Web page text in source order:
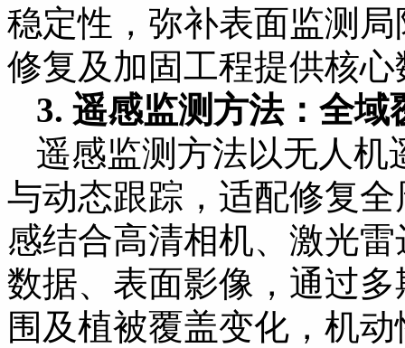
稳定性，弥补表面监测
修复及加固工程提供核
3. 遥感监测方法：全
遥感监测方法以无人机
与动态跟踪，适配修复
感结合高清相机、激光
数据、表面影像，通过
围及植被覆盖变化，机